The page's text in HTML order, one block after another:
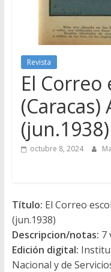
Revista
El Correo
(Caracas)
(jun.1938)
octubre 8, 2024
Título: El Correo
(jun.1938)
Descripcion/notas: 7
Edición digital:
Nacional y de